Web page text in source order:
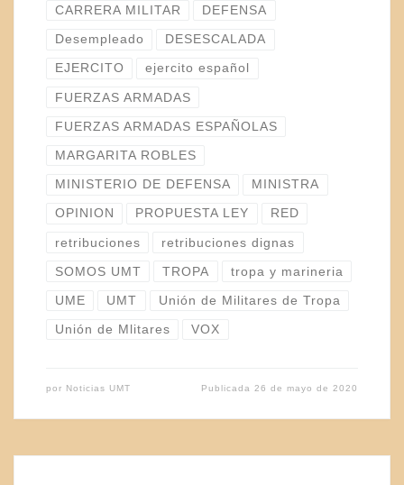
CARRERA MILITAR DEFENSA
Desempleado DESESCALADA
EJERCITO ejercito español
FUERZAS ARMADAS
FUERZAS ARMADAS ESPAÑOLAS
MARGARITA ROBLES
MINISTERIO DE DEFENSA MINISTRA
OPINION PROPUESTA LEY RED
retribuciones retribuciones dignas
SOMOS UMT TROPA tropa y marineria
UME UMT Unión de Militares de Tropa
Unión de Mlitares VOX
por Noticias UMT Publicada26 de mayo de 2020